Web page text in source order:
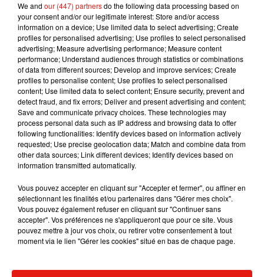
6 août 2026
Karol G dévoile la tracklist de son
nouvel album… avec des invités...
5 août 2026
Benny
Becky G sur
+ DE MUSIQUE
We and our (447) partnersdo the following data processing based on
your consent and/or our legitimate interest: Store and/or access
information on a device; Use limited data to select advertising; Create
profiles for personalised advertising; Use profiles to select personalised
advertising; Measure advertising performance; Measure content
performance; Understand audiences through statistics or combinations
of data from different sources; Develop and improve services; Create
profiles to personalise content; Use profiles to select personalised
content; Use limited data to select content; Ensure security, prevent and
detect fraud, and fix errors; Deliver and present advertising and content;
Save and communicate privacy choices. These technologies may
process personal data such as IP address and browsing data to offer
following functionalities: Identify devices based on information actively
requested; Use precise geolocation data; Match and combine data from
other data sources; Link different devices; Identify devices based on
information transmitted automatically.
Vous pouvez accepter en cliquant sur "Accepter et fermer", ou affiner en
sélectionnant les finalités et/ou partenaires dans "Gérer mes choix".
Vous pouvez également refuser en cliquant sur "Continuer sans
accepter". Vos préférences ne s'appliqueront que pour ce site. Vous
pouvez mettre à jour vos choix, ou retirer votre consentement à tout
moment via le lien "Gérer les cookies" situé en bas de chaque page.